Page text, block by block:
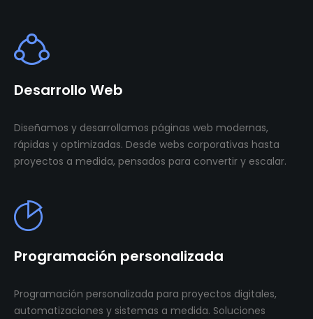
Desarrollo Web
Diseñamos y desarrollamos páginas web modernas,
rápidas y optimizadas. Desde webs corporativas hasta
proyectos a medida, pensados para convertir y escalar.
Programación personalizada
Programación personalizada para proyectos digitales,
automatizaciones y sistemas a medida. Soluciones